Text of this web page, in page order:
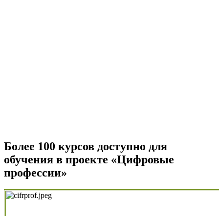
Более 100 курсов доступно для
обучения в проекте «Цифровые
профессии»